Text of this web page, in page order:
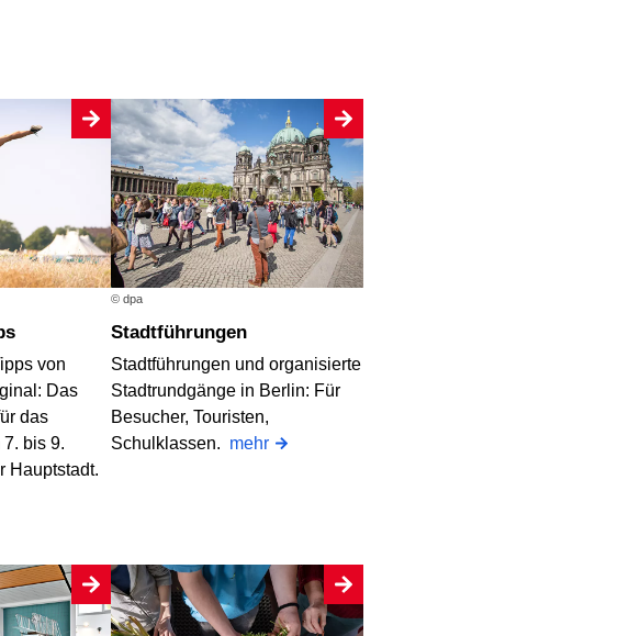
von
Das
das
bis 9.
Hauptstadt.
© dpa
Stadtführungen
Stadtführungen und organisierte
Stadtrundgänge in Berlin: Für
Besucher, Touristen,
Schulklassen. mehr